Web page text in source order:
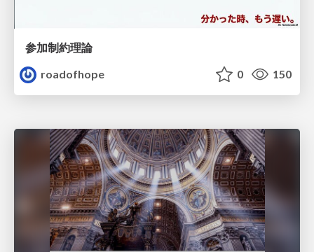
参加制約理論
roadofhope
0 150